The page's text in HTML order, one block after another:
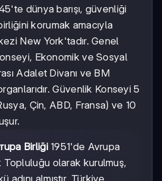
dünya barışı, güvenliği
korumak amacıyla
New York'tadır. Genel
Ekonomik ve Sosyal
Adalet Divanı ve BM
Güvenlik Konseyi 5
Çin, ABD, Fransa) ve 10
Birliği1951'de Avrupa
Topluluğu olarak kurulmuş,